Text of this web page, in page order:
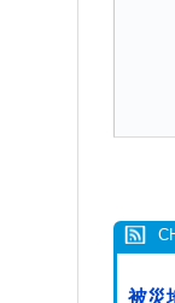
被災